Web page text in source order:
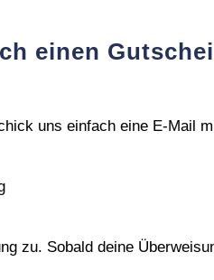
einen
uns einfach eine E‑Mail
zu. Sobald deine